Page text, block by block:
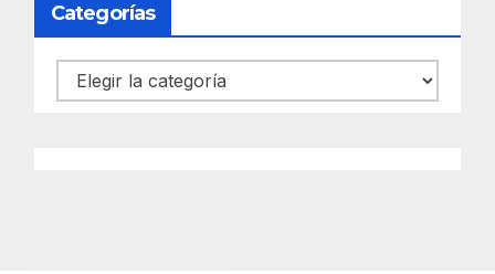
Categorías
Categorías